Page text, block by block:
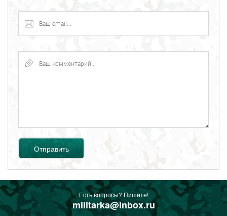
Отправить
Есть вопросы? Пишите!
militarka@inbox.ru